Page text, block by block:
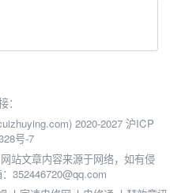
：
2020-2027 沪ICP
号-7
站文章内容来源于网络，如有侵
352446720@qq.com